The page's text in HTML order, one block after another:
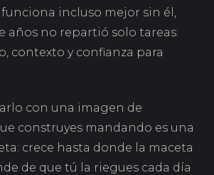
incluso mejor sin él,
años no repartió solo tareas:
contexto y confianza para
con una imagen de
construyes mandando es una
crece hasta donde la maceta
de que tú la riegues cada día